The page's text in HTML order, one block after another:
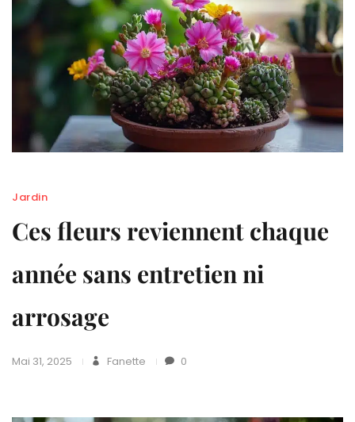
Jardin
Ces fleurs reviennent chaque
année sans entretien ni
arrosage
Mai 31, 2025 Fanette 0